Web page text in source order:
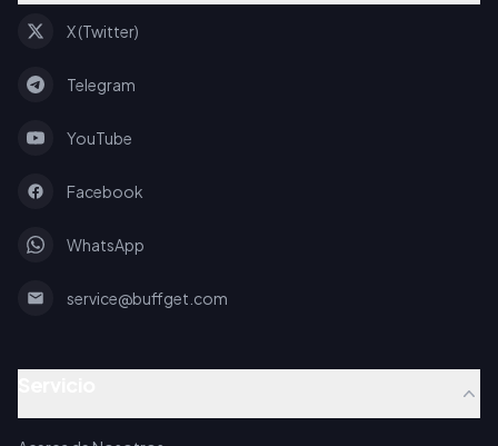
X (Twitter)
Telegram
YouTube
Facebook
WhatsApp
service@buffget.com